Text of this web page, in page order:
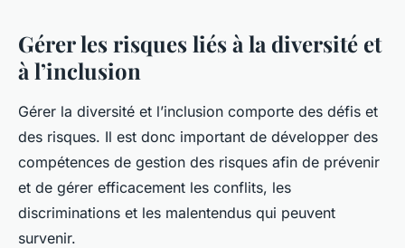
Gérer les risques liés à la diversité et
à l’inclusion
Gérer la diversité et l’inclusion comporte des défis et
des risques. Il est donc important de développer des
compétences de gestion des risques afin de prévenir
et de gérer efficacement les conflits, les
discriminations et les malentendus qui peuvent
survenir.